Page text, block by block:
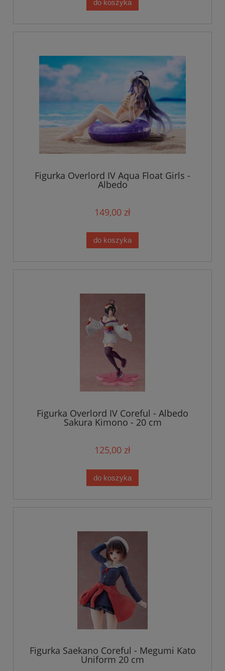
do koszyka
Figurka Overlord IV Aqua Float Girls -
Albedo
149,00 zł
do koszyka
Figurka Overlord IV Coreful - Albedo
Sakura Kimono - 20 cm
125,00 zł
do koszyka
Figurka Saekano Coreful - Megumi Kato
Uniform 20 cm